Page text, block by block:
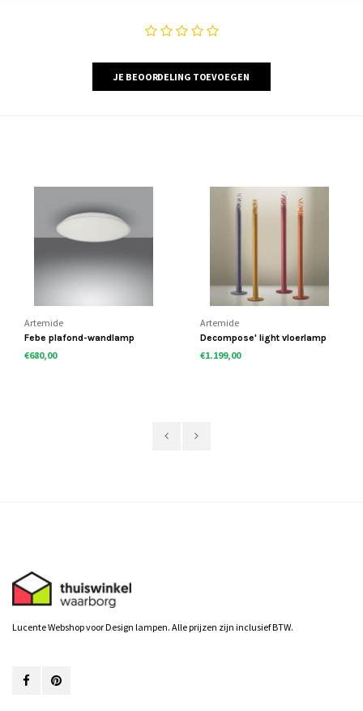
JE BEOORDELING TOEVOEGEN
Artemide
Febe plafond-wandlamp
€680,00
Artemide
Decompose' light vloerlamp
€1.199,00
Lucente Webshop voor Design lampen. Alle prijzen zijn inclusief BTW.